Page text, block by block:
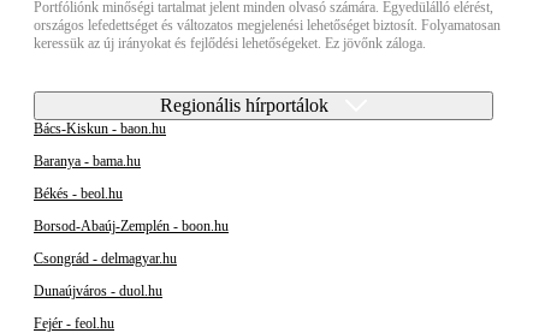
Portfóliónk minőségi tartalmat jelent minden olvasó számára. Egyedülálló elérést,
országos lefedettséget és változatos megjelenési lehetőséget biztosít. Folyamatosan
keressük az új irányokat és fejlődési lehetőségeket. Ez jövőnk záloga.
Regionális hírportálok
Bács-Kiskun - baon.hu
Baranya - bama.hu
Békés - beol.hu
Borsod-Abaúj-Zemplén - boon.hu
Csongrád - delmagyar.hu
Dunaújváros - duol.hu
Fejér - feol.hu